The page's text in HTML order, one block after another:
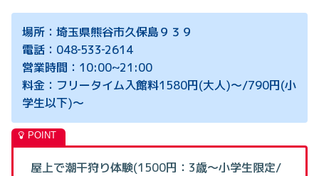
場所：埼玉県熊谷市久保島９３９
電話：048‐533‐2614
営業時間：10:00~21:00
料金：フリータイム入館料1580円(大人)～/790円(小
学生以下)～
屋上で潮干狩り体験(1500円：3歳～小学生限定/